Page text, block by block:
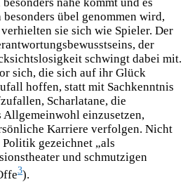
übel genommen wird,
sie sich wie Spieler. Der
der
schwingt dabei mit.
sich, die sich auf ihr Glück
hoffen, statt mit Sachkenntnis
Scharlatane, die
einzusetzen,
Karriere verfolgen. Nicht
gezeichnet „als
und schmutzigen
3).